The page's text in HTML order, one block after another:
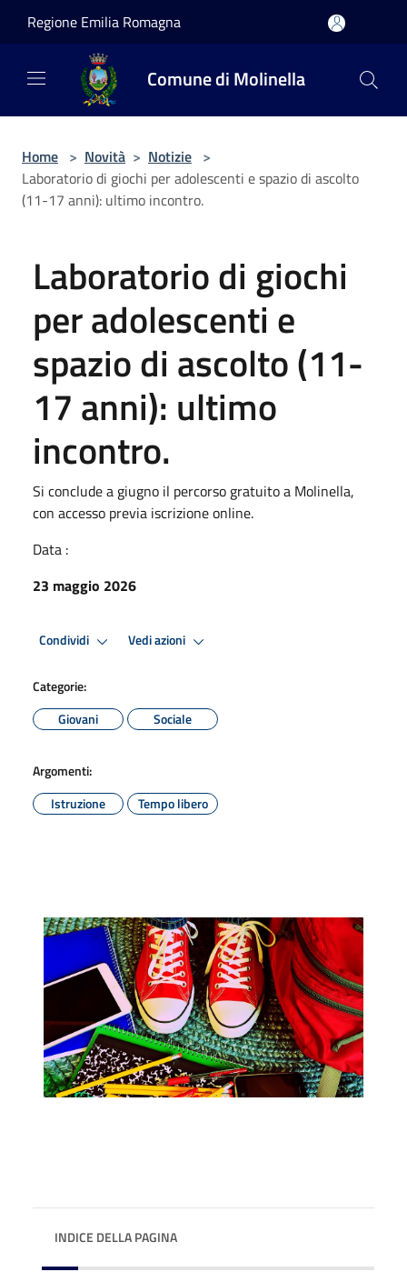
Regione Emilia Romagna
Comune di Molinella
Home > Novità > Notizie >
Laboratorio di giochi per adolescenti e spazio di ascolto
(11-17 anni): ultimo incontro.
Laboratorio di giochi
per adolescenti e
spazio di ascolto (11-
17 anni): ultimo
incontro.
Si conclude a giugno il percorso gratuito a Molinella,
con accesso previa iscrizione online.
Data :
23 maggio 2026
Condividi Vedi azioni
Categorie:
Giovani
Sociale
Argomenti:
Istruzione
Tempo libero
INDICE DELLA PAGINA